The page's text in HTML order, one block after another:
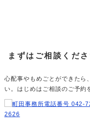
まずはご相談くださ
心配事やもめごとができたら
い。はじめはご相談のご予約